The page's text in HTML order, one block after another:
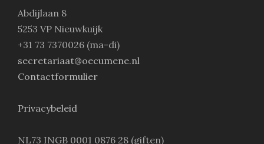
Abdijlaan 8
5253 VP Nieuwkuijk
+31 73 7370026 (ma-di)
secretariaat@oecumene.nl
Contactformulier
Privacybeleid
NL73 INGB 0001 0876 28 (giften)